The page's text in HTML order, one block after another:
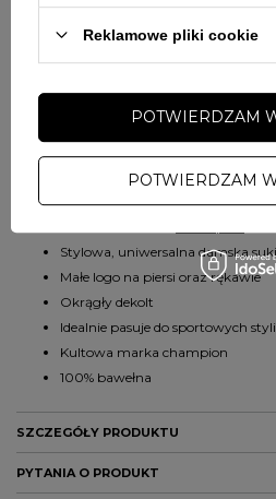
Darmowa i szybka dostawaod
Proste zwrotydo30dni
Sprawdź, w którym sklepie
Bezpieczne zakupy
Stylowa, uniwersalna damska
Małe logo na piersi oraz rękawie
Okrągły dekolt
Idealnie pasuje do sportowych
Kultowa marka champion
100% bawełna
SZCZEGÓŁY PRODUKTU
Marka Champion
PYTANIA O PRODUKT
Reklamowe pliki cookie
POTWIERDZAM
POTWIERDZAM